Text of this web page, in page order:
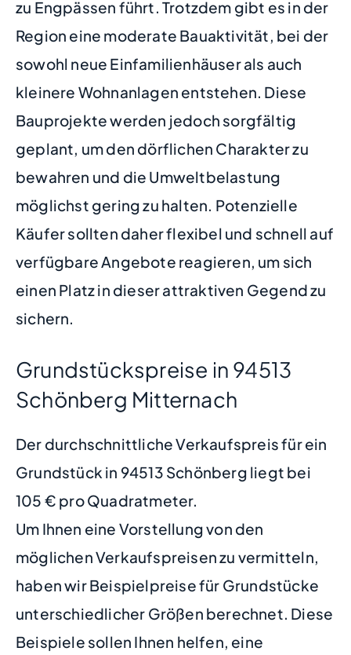
zu Engpässen führt. Trotzdem gibt es in der
Region eine moderate Bauaktivität, bei der
sowohl neue Einfamilienhäuser als auch
kleinere Wohnanlagen entstehen. Diese
Bauprojekte werden jedoch sorgfältig
geplant, um den dörflichen Charakter zu
bewahren und die Umweltbelastung
möglichst gering zu halten. Potenzielle
Käufer sollten daher flexibel und schnell auf
verfügbare Angebote reagieren, um sich
einen Platz in dieser attraktiven Gegend zu
sichern.
Grundstückspreise in 94513
Schönberg Mitternach
Der durchschnittliche Verkaufspreis für ein
Grundstück in 94513 Schönberg liegt bei
105 € pro Quadratmeter.
Um Ihnen eine Vorstellung von den
möglichen Verkaufspreisen zu vermitteln,
haben wir Beispielpreise für Grundstücke
unterschiedlicher Größen berechnet. Diese
Beispiele sollen Ihnen helfen, eine